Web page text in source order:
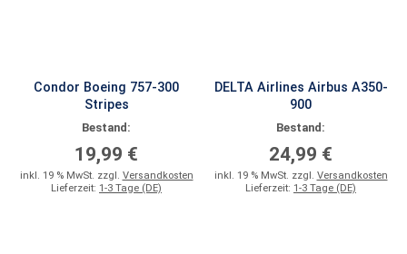
Condor Boeing 757-300
Stripes
Bestand:
19,99 €
inkl. 19 % MwSt. zzgl. Versandkosten
Lieferzeit: 1-3 Tage (DE)
DELTA Airlines Airbus A350-
900
Bestand:
24,99 €
inkl. 19 % MwSt. zzgl. Versandkosten
Lieferzeit: 1-3 Tage (DE)